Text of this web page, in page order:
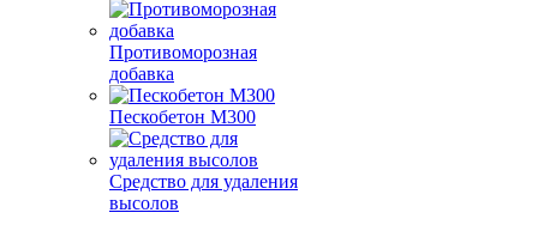
Противоморозная
добавка
Пескобетон М300
Средство для удаления
высолов